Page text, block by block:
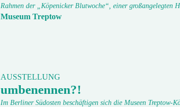
Rahmen der „Köpenicker Blutwoche“, einer großangelegten
Museum Treptow
AUSSTELLUNG
umbenennen?!
Im Berliner Südosten beschäftigen sich die Museen Treptow-